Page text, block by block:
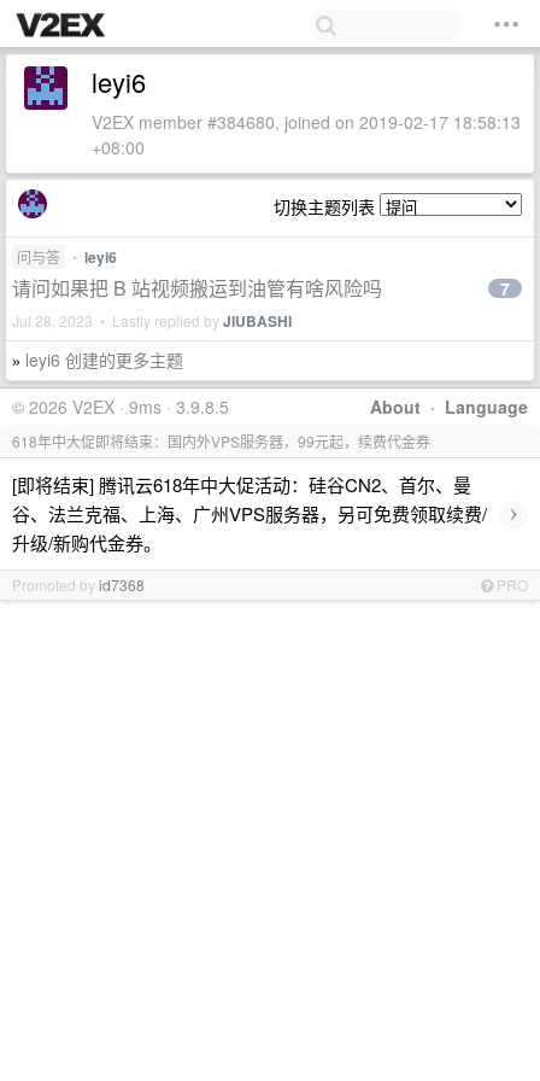
leyi6
V2EX member #384680, joined on 2019-02-17 18:58:13
+08:00
切换主题列表
问与答 • leyi6
请问如果把 B 站视频搬运到油管有啥风险吗
Jul 28, 2023 • Lastly replied byJIUBASHI
7
» leyi6 创建的更多主题
About · Language
© 2026 V2EX · 9ms · 3.9.8.5
618年中大促即将结束：国内外VPS服务器，99元起，续费代金券
[即将结束] 腾讯云618年中大促活动：硅谷CN2、首尔、曼
谷、法兰克福、上海、广州VPS服务器，另可免费领取续费/
升级/新购代金券。
›
Promoted byid7368 PRO